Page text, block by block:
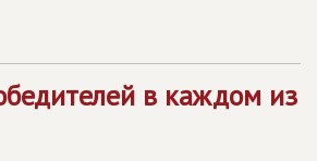
в каждом из